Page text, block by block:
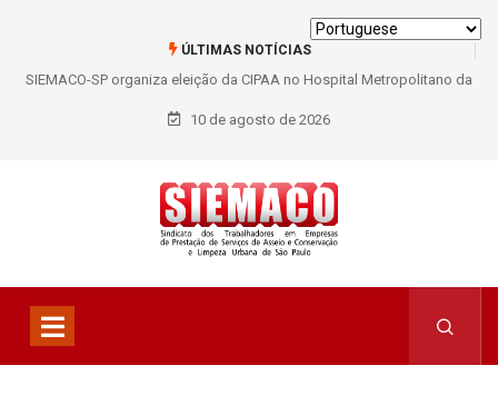
ÚLTIMAS NOTÍCIAS
SIEMACO-SP organiza eleição da CIPAA no Hospital Metropolitano da
Lapa e fortalece participação dos trabalhadores
10 de agosto de 2026